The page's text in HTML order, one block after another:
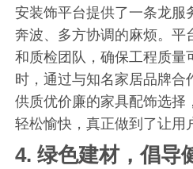
安装饰平台提供了一条龙服
奔波、多方协调的麻烦。平
和质检团队，确保工程质量
时，通过与知名家居品牌合
供质优价廉的家具配饰选择
轻松愉快，真正做到了让用
4.绿色建材，倡导